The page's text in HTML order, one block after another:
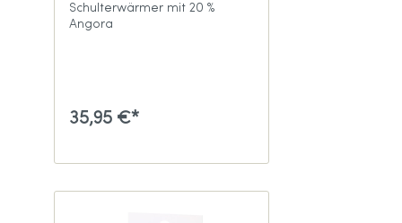
Schulterwärmer mit 20 %
Angora
35,95 €*